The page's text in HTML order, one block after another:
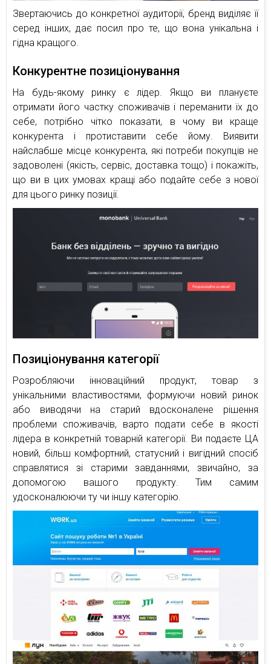
Звертаючись до конкретної аудиторії, бренд виділяє її
серед інших, дає посил про те, що вона унікальна і
гідна кращого.
Конкурентне позиціонування
На будь-якому ринку є лідер. Якщо ви плануєте
отримати його частку споживачів і переманити їх до
себе, потрібно чітко показати, в чому ви краще
конкурента і протиставити себе йому. Виявити
найслабше місце конкурента, які потреби покупців не
задоволені (якість, сервіс, доставка тощо) і покажіть,
що ви в цих умовах кращі або подайте себе з нової
для цього ринку позиції.
Позиціонування категорії
Розробляючи інноваційний продукт, товар з
унікальними властивостями, формуючи новий ринок
або виводячи на старий вдосконалене рішення
проблеми споживачів, варто подати себе в якості
лідера в конкретній товарній категорії. Ви подаєте ЦА
новий, більш комфортний, статусний і вигідний спосіб
справлятися зі старими завданнями, звичайно, за
допомогою вашого продукту. Тим самим
удосконалюючи ту чи іншу категорію.